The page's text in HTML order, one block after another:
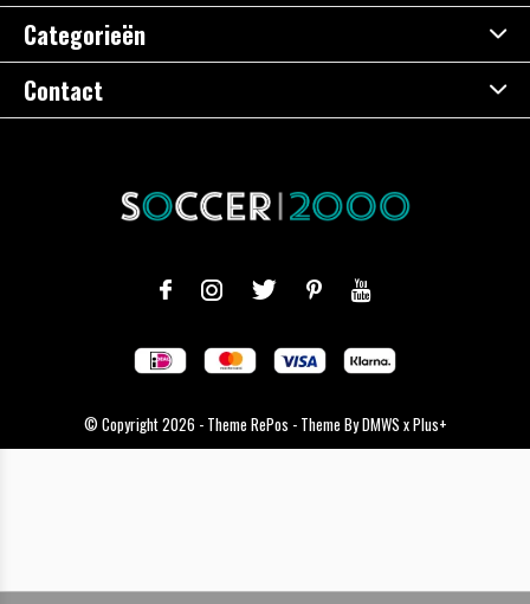
Categorieën
Contact
© Copyright2026 - Theme RePos - Theme ByDMWS xPlus+